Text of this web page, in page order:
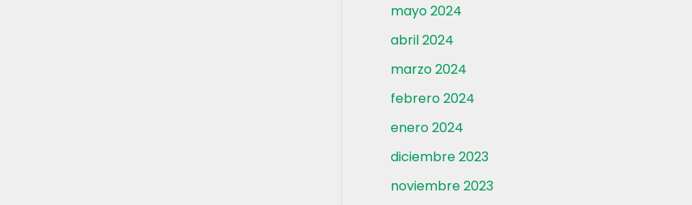
mayo 2024
abril 2024
marzo 2024
febrero 2024
enero 2024
diciembre 2023
noviembre 2023